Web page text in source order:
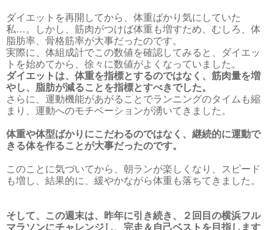
ダイエットを再開してから、体重ばかり気にしていた
私…。しかし、筋肉がつけば体重も増すため、むしろ、体
脂肪率、骨格筋率が大事だったのです。
実際に、体組成計でこの数値を確認してみると、ダイエッ
トを始めてから、徐々に数値がよくなっていました。
ダイエットは、体重を指標とするのではなく、 筋肉量を増
やし、脂肪が減ることを指標とすべきでした。
さらに、運動機能があがることでランニングのタイムも縮
まり、運動へのモチベーションが湧いてきました。
体重や体型ばかりにこだわるのではなく、継続的に運動で
きる体を作ることが大事だったのです。
このことに気づいてから、朝ランが楽しくなり、スピード
も増し、結果的に、緩やかながら体重も落ちてきました。
そして、この週末は、昨年に引き続き、２回目の横浜フル
マラソンにチャレンジし、完走＆自己ベストを目指します